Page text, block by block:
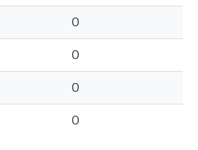
0
0
0
0